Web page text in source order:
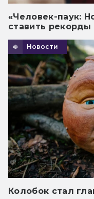
«Человек-паук:
ставить рекорды
Новости
Колобок стал